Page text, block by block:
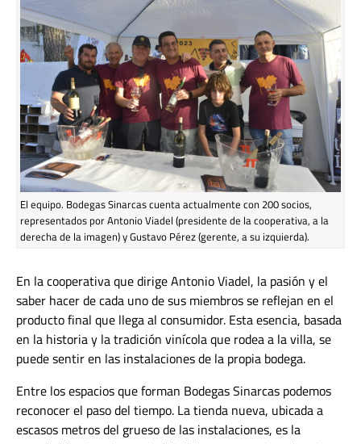
El equipo. Bodegas Sinarcas cuenta actualmente con 200 socios,
representados por Antonio Viadel (presidente de la cooperativa, a la
derecha de la imagen) y Gustavo Pérez (gerente, a su izquierda).
En la cooperativa que dirige Antonio Viadel, la pasión y el
saber hacer de cada uno de sus miembros se reflejan en el
producto final que llega al consumidor. Esta esencia, basada
en la historia y la tradición vinícola que rodea a la villa, se
puede sentir en las instalaciones de la propia bodega.
Entre los espacios que forman Bodegas Sinarcas podemos
reconocer el paso del tiempo. La tienda nueva, ubicada a
escasos metros del grueso de las instalaciones, es la